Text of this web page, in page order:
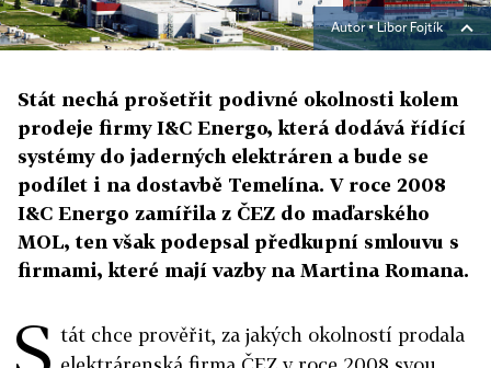
Autor ▪Libor Fojtík
Stát nechá prošetřit podivné okolnosti kolem
prodeje firmy I&C Energo, která dodává řídící
systémy do jaderných elektráren a bude se
podílet i na dostavbě Temelína. V roce 2008
I&C Energo zamířila z ČEZ do maďarského
MOL, ten však podepsal předkupní smlouvu s
firmami, které mají vazby na Martina Romana.
S tát chce prověřit, za jakých okolností prodala